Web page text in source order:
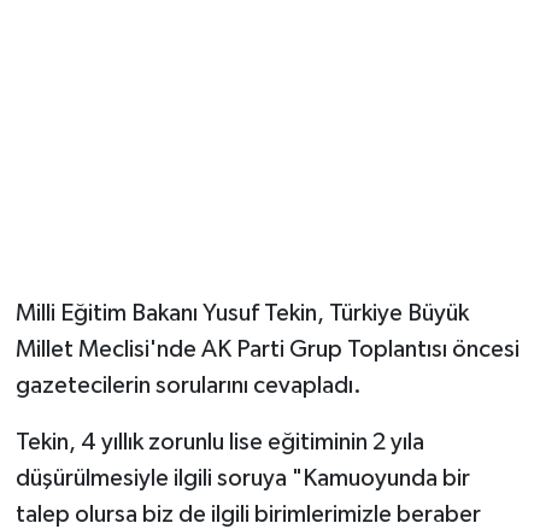
Milli Eğitim Bakanı Yusuf Tekin, Türkiye Büyük
Millet Meclisi'nde AK Parti Grup Toplantısı öncesi
gazetecilerin sorularını cevapladı.
Tekin, 4 yıllık zorunlu lise eğitiminin 2 yıla
düşürülmesiyle ilgili soruya "Kamuoyunda bir
talep olursa biz de ilgili birimlerimizle beraber